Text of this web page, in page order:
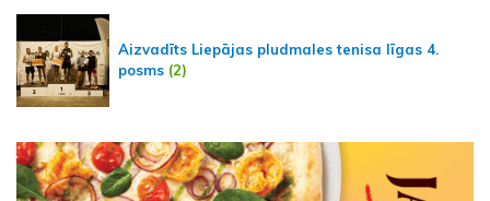
Aizvadīts Liepājas pludmales tenisa līgas 4.
posms (2)